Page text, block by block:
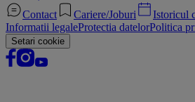
Contact Cariere/Joburi
Istoricul
Informatii legaleProtectia datelorPolitica
Setari cookie